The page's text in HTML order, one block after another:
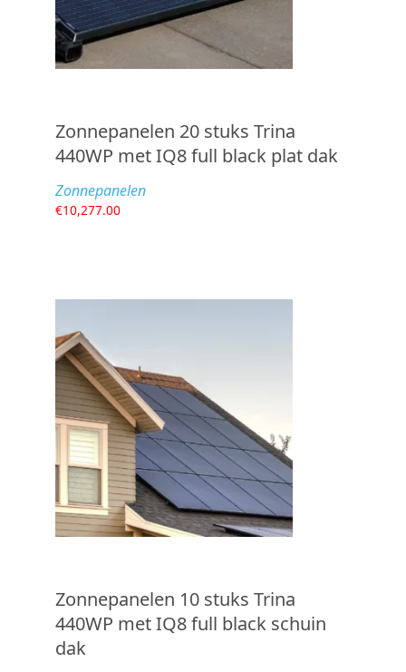
Zonnepanelen 20 stuks Trina
440WP met IQ8 full black plat dak
Zonnepanelen
€10,277.00
Zonnepanelen 10 stuks Trina
440WP met IQ8 full black schuin
dak